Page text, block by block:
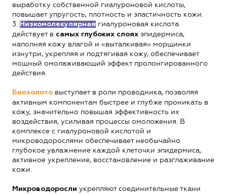
выработку собственной гиалуроновой кислоты,
повышает упругость, плотность и эластичность кожи.
3. Низкомолекулярная гиалуроновая кислота
действует в самых глубоких слоях эпидермиса,
наполняя кожу влагой и «выталкивая» морщинки
изнутри, укрепляя и подтягивая кожу, обеспечивает
мощный омолаживающий эффект пролонгированного
действия.
Биозолото выступает в роли проводника, позволяя
активным компонентам быстрее и глубже проникать в
кожу, значительно повышая эффективность их
воздействия, усиливая процессы омоложения. В
комплексе с гиалуроновой кислотой и
микроводорослями обеспечивает необычайно
глубокое увлажнение каждой клеточки эпидермиса,
активное укрепление, восстановление и разглаживание
кожи.
Микроводоросли укрепляют соединительные ткани